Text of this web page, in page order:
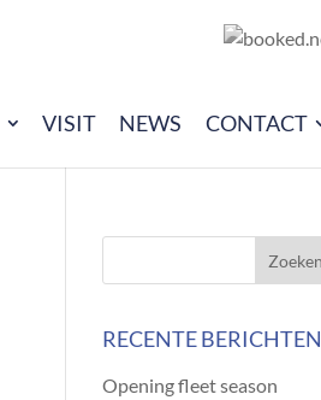
VISIT NEWS CONTACT
RECENTE BERICHTEN
Opening fleet season